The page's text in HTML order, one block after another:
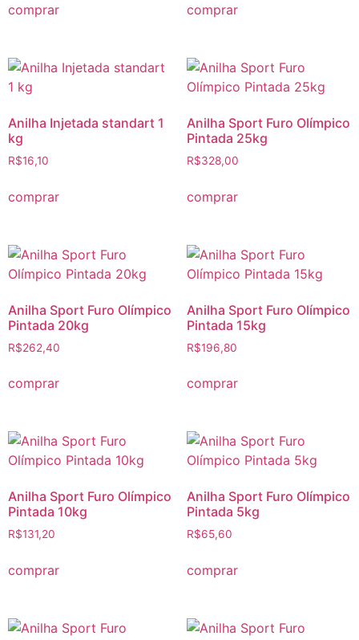
comprar comprar
Anilha Injetada standart 1
kg
R$16,10
comprar
Anilha Sport Furo Olímpico
Pintada 25kg
R$328,00
comprar
Anilha Sport Furo Olímpico
Pintada 20kg
R$262,40
comprar
Anilha Sport Furo Olímpico
Pintada 15kg
R$196,80
comprar
Anilha Sport Furo Olímpico
Pintada 10kg
R$131,20
comprar
Anilha Sport Furo Olímpico
Pintada 5kg
R$65,60
comprar